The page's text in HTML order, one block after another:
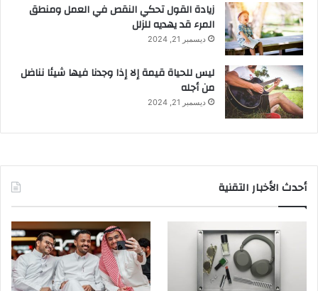
زيادة القول تحكي النقص في العمل ومنطق
المرء قد يهديه للزلل
ديسمبر 21, 2024
ليس للحياة قيمة إلا إذا وجدنا فيها شيئا نناضل
من أجله
ديسمبر 21, 2024
أحدث الأخبار التقنية